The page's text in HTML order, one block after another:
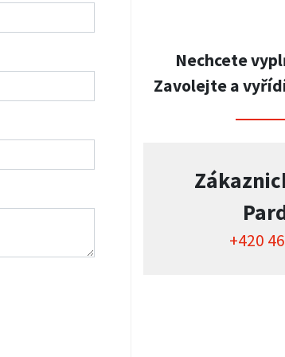
Nechcete
Zavolejte a
+420